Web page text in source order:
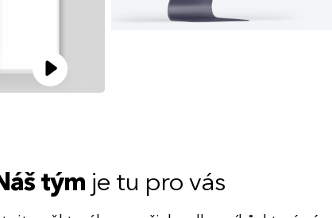
tým je tu pro vás